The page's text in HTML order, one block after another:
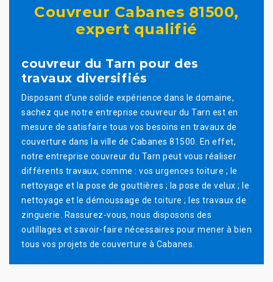
Couvreur Cabanes 81500,
expert qualifié
couvreur du Tarn pour des
travaux diversifiés
Disposant d’une solide expérience dans le domaine,
sachez que notre entreprise couvreur du Tarn est en
mesure de satisfaire tous vos besoins en travaux de
couverture dans la ville de Cabanes 81500. En effet,
notre entreprise couvreur du Tarn peut vous réaliser
différents travaux, comme : vos urgences toiture ; le
nettoyage et la pose de gouttières ; la pose de velux ; le
nettoyage et le démoussage de toiture ; les travaux de
zinguerie. Rassurez-vous, nous disposons des
outillages et savoir-faire nécessaires pour mener à bien
tous vos projets de couverture à Cabanes.